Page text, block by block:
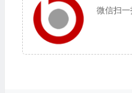
微信扫一